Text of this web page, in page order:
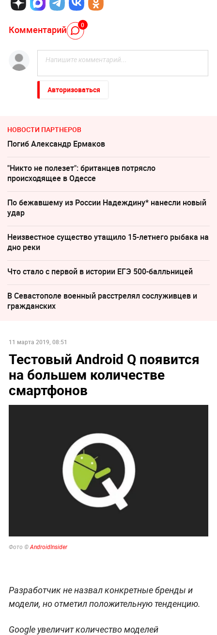
Комментарий 0
Авторизоваться
НОВОСТИ ПАРТНЕРОВ
Погиб Александр Ермаков
"Никто не полезет": британцев потрясло
происходящее в Одессе
По бежавшему из России Надеждину* нанесли новый
удар
Неизвестное существо утащило 15-летнего рыбака на
дно реки
Что стало с первой в истории ЕГЭ 500-балльницей
В Севастополе военный расстрелял сослуживцев и
гражданских
11 марта 2019, 08:51
Тестовый Android Q появится
на большем количестве
смартфонов
Фото ©AndroidInsider
Разработчик не назвал конкретные бренды и
модели, но отметил положительную тенденцию.
Google увеличит количество моделей